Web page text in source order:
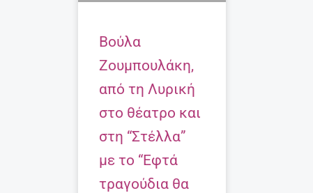
Βούλα
Ζουμπουλάκη,
από τη Λυρική
στο θέατρο και
στη “Στέλλα”
με το “Εφτά
τραγούδια θα